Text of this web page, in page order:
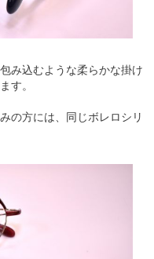
み込むような柔らかな掛け
す。
の方には、同じボレロシリ